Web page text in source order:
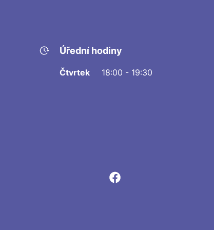
Úřední hodiny
Čtvrtek 18:00 - 19:30